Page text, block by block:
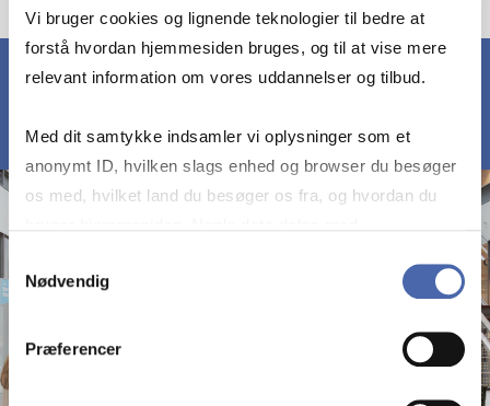
Vi bruger cookies og lignende teknologier til bedre at
forstå hvordan hjemmesiden bruges, og til at vise mere
relevant information om vores uddannelser og tilbud.
Med dit samtykke indsamler vi oplysninger som et
anonymt ID, hvilken slags enhed og browser du besøger
os med, hvilket land du besøger os fra, og hvordan du
markedsføring. Du bestemmer selv - og kan altid trække
Nødvendig
Præferencer